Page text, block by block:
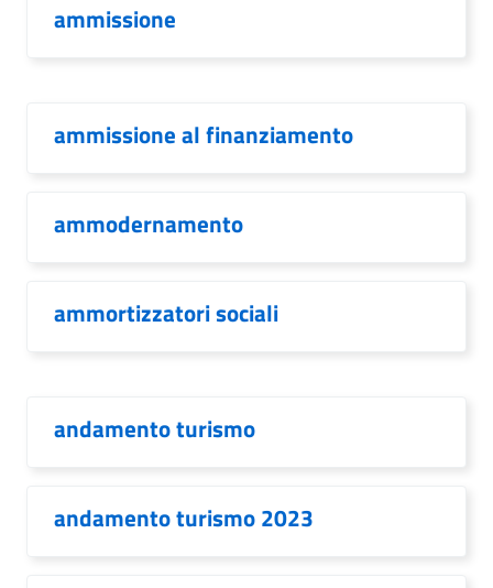
ammissione
ammissione al finanziamento
ammodernamento
ammortizzatori sociali
andamento turismo
andamento turismo 2023